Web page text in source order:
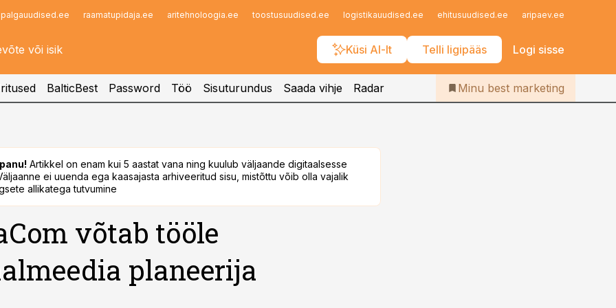
palgauudised.ee raamatupidaja.ee aritehnoloogia.ee toostusuudised.ee logistikauudised.ee ehitusuudised.ee aripaev.ee
Küsi AI-lt Telli ligipääs Logi sisse
Infopank
Iseteenindus
Telli Bestmarketing
BalticBest Password Töö Sisuturundus Saada vihje Radar Minu best marketing
Artikkel on enam kui 5 aastat vana ning kuulub väljaande digitaalsesse
ei uuenda ega kaasajasta arhiveeritud sisu, mistõttu võib olla vajalik
allikatega tutvumine
võtab tööle
planeerija